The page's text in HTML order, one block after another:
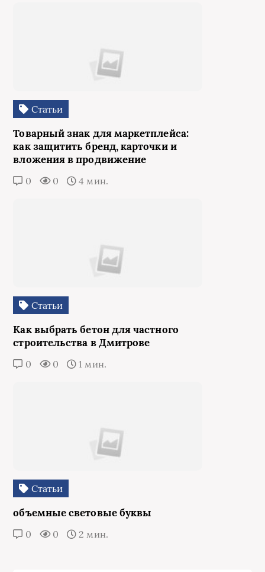
Статьи
Товарный знак для маркетплейса:
как защитить бренд, карточки и
вложения в продвижение
0 0 4 мин.
Статьи
Как выбрать бетон для частного
строительства в Дмитрове
0 0 1 мин.
Статьи
объемные световые буквы
0 0 2 мин.